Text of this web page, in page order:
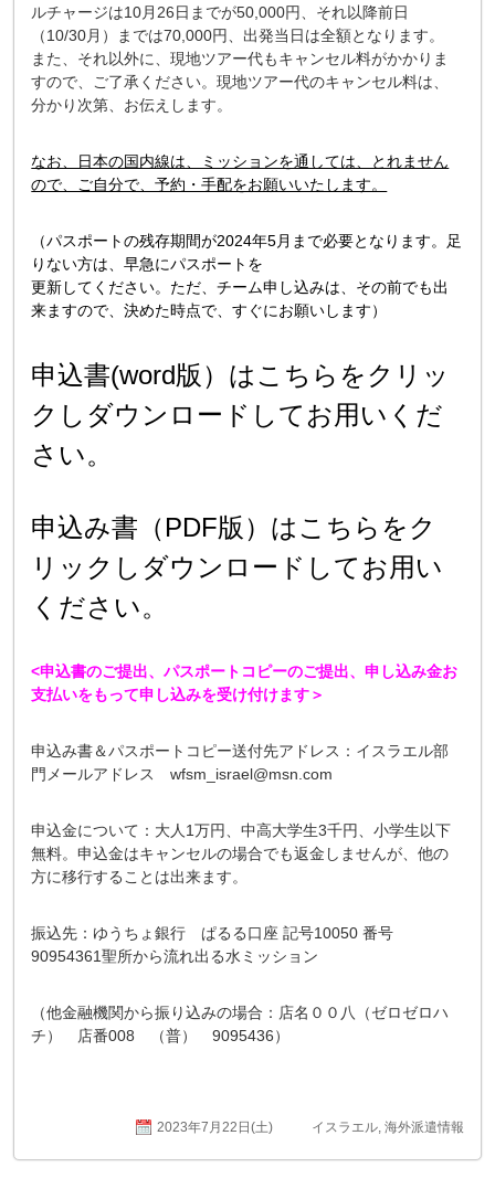
ルチャージは10月26日までが50,000円、それ以降前日
（10/30月）までは70,000円、出発当日は全額となります。
また、それ以外に、現地ツアー代もキャンセル料がかかりま
すので、ご了承ください。現地ツアー代のキャンセル料は、
分かり次第、お伝えします。
なお、日本の国内線は、ミッションを通しては、とれません
ので、ご自分で、予約・手配をお願いいたします。
（パスポートの残存期間が2024年5月まで必要となります。足
りない方は、早急にパスポートを
更新してください。ただ、チーム申し込みは、その前でも出
来ますので、決めた時点で、すぐにお願いします）
申込書(word版）はこちらをクリッ
クしダウンロードしてお用いくだ
さい。
申込み書（PDF版）はこちらをク
リックしダウンロードしてお用い
ください。
<申込書のご提出、パスポートコピーのご提出、申し込み金お
支払いをもって申し込みを受け付けます＞
申込み書＆パスポートコピー送付先アドレス：イスラエル部
門メールアドレス wfsm_israel@msn.com
申込金について：大人1万円、中高大学生3千円、小学生以下
無料。申込金はキャンセルの場合でも返金しませんが、他の
方に移行することは出来ます。
振込先：ゆうちょ銀行 ぱるる口座 記号10050 番号
90954361聖所から流れ出る水ミッション
（他金融機関から振り込みの場合：店名００八（ゼロゼロハ
チ） 店番008 （普） 9095436）
2023年7月22日(土) イスラエル, 海外派遣情報